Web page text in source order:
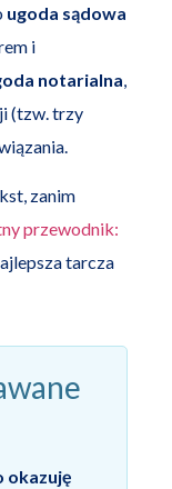
ugoda sądowa
i
notarialna,
(tzw. trzy
zanim
przewodnik:
tarcza
okazuję